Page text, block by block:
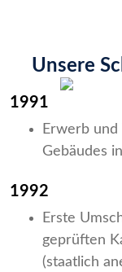
Unsere
1991
Erwerb
Gebäudes
1992
Erste
geprüften
(staatlich